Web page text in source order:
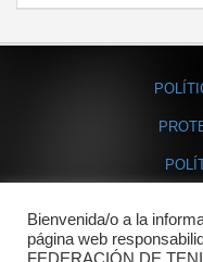
Bienvenida/o a la
página web